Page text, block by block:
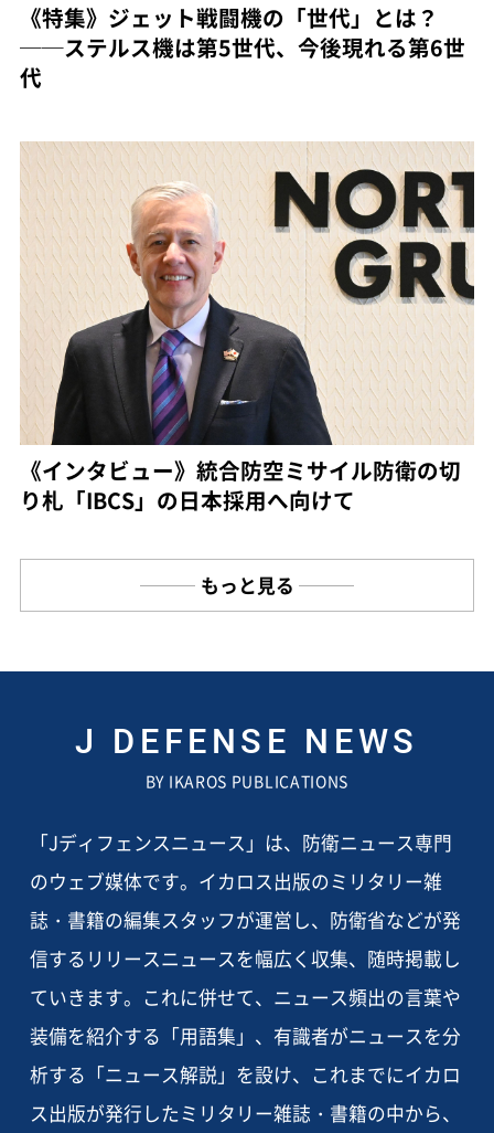
《特集》ジェット戦闘機の「世代」とは？
──ステルス機は第5世代、今後現れる第6世
代
《インタビュー》統合防空ミサイル防衛の切
り札「IBCS」の日本採用へ向けて
もっと見る
J DEFENSE NEWS
BY IKAROS PUBLICATIONS
「Jディフェンスニュース」は、防衛ニュース専門
のウェブ媒体です。イカロス出版のミリタリー雑
誌・書籍の編集スタッフが運営し、防衛省などが発
信するリリースニュースを幅広く収集、随時掲載し
ていきます。これに併せて、ニュース頻出の言葉や
装備を紹介する「用語集」、有識者がニュースを分
析する「ニュース解説」を設け、これまでにイカロ
ス出版が発行したミリタリー雑誌・書籍の中から、